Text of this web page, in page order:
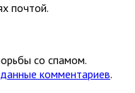
почтой.
со спамом.
комментариев.